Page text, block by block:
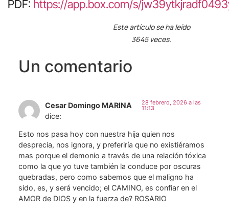
PDF: https://app.box.com/s/
Este artículo se ha leído
3645 veces.
Un comentario
Cesar Domingo MARINA
dice:
28 febrero, 2026 a las
11:13
Esto nos pasa hoy con nuestra hija quien nos
desprecia, nos ignora, y preferiría que no existiéramos
mas porque el demonio a través de una relación tóxica
como la que yo tuve también la conduce por oscuras
quebradas, pero como sabemos que el maligno ha
sido, es, y será vencido; el CAMINO, es confiar en el
AMOR de DIOS y en la fuerza de? ROSARIO